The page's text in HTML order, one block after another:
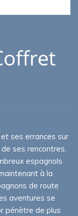
ses errances sur
ses rencontres.
espagnols
à la
de route
aventures se
pénètre de plus